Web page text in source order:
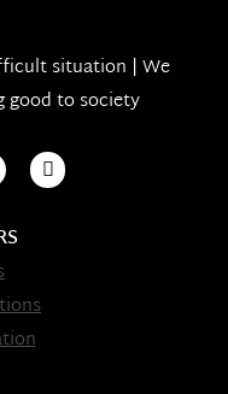
situation | We
to society